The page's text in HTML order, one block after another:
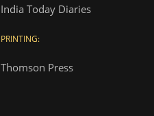
India Today Diaries
PRINTING:
Thomson Press